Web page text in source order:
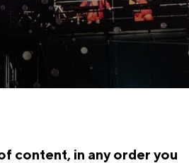
content, in any order you